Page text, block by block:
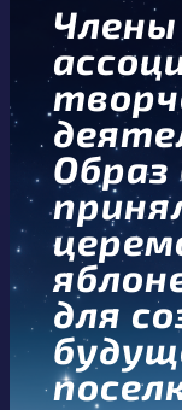
Члены
Образ
для